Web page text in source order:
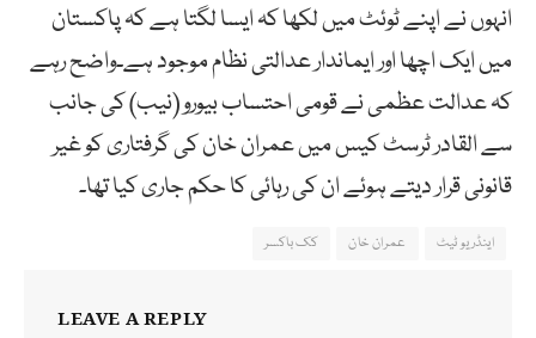
انہوں نے اپنے ٹوئٹ میں لکھا کہ ایسا لگتا ہے کہ پاکستان
میں ایک اچھا اور ایماندار عدالتی نظام موجود ہے۔واضح رہے
کہ عدالت عظمی نے قومی احتساب بیورو (نیب) کی جانب
سے القادر ٹرسٹ کیس میں عمران خان کی گرفتاری کو غیر
قانونی قرار دیتے ہوئے ان کی رہائی کا حکم جاری کیا تھا۔
اینڈریو ٹیٹ عمران خان کک باکسر
LEAVE A REPLY